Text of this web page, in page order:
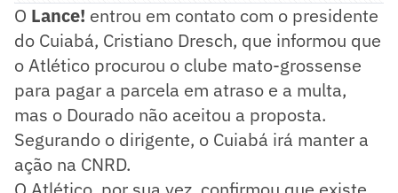
O Lance! entrou em contato com o presidente
do Cuiabá, Cristiano Dresch, que informou que
o Atlético procurou o clube mato-grossense
para pagar a parcela em atraso e a multa,
mas o Dourado não aceitou a proposta.
Segurando o dirigente, o Cuiabá irá manter a
ação na CNRD.